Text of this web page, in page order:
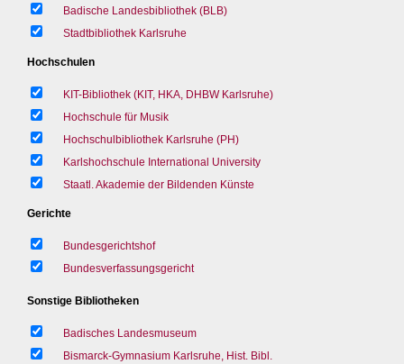
Badische Landesbibliothek (BLB)
Stadtbibliothek Karlsruhe
Hochschulen
KIT-Bibliothek (KIT, HKA, DHBW Karlsruhe)
Hochschule für Musik
Hochschulbibliothek Karlsruhe (PH)
Karlshochschule International University
Staatl. Akademie der Bildenden Künste
Gerichte
Bundesgerichtshof
Bundesverfassungsgericht
Sonstige Bibliotheken
Badisches Landesmuseum
Bismarck-Gymnasium Karlsruhe, Hist. Bibl.